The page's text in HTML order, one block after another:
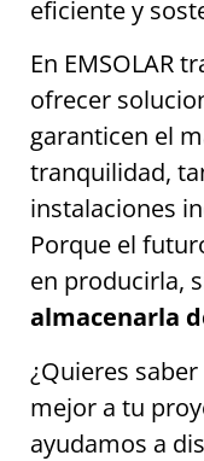
eficiente y
En EMSOLAR
ofrecer
garanticen el
tranquilidad,
instalaciones
Porque el
en producirla,
almacenarla
¿Quieres
mejor a tu
ayudamos a